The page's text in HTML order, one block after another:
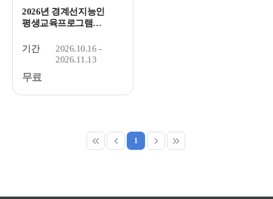
2026년 경계선지능인
평생교육프로그램
기간
2026.10.16 -
2026.11.13
무료
1